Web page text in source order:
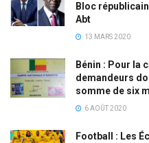
Bloc
Abt
13 MARS 2020
Bénin : Pour la
demandeurs
somme de six
6 AOÛT 2020
Football : Les